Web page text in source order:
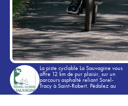
La piste cyclable La Sauvagine vous
offre 12 km de pur plaisir, sur un
parcours asphalté reliant Sorel-
Tracy à Saint-Robert. Pédalez au
cœur de paysages variés, où la
campagne se dévoile dans toute sa